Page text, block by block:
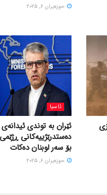
حوزه‌یران 6, 2025
ئاسیا
ئێران بە توندی ئیدانەی
دەستدرێژییەکانی
بۆ سەر لوبنان دەکات
حوزه‌یران 6, 2025